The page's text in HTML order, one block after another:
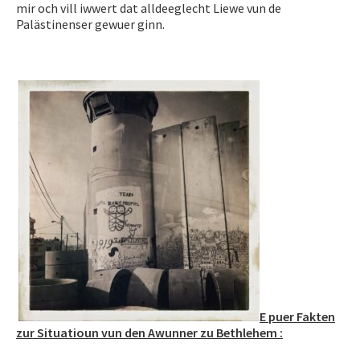
mir och vill iwwert dat alldeeglecht Liewe vun de
Palästinenser gewuer ginn.
E puer Fakten
zur Situatioun vun den Awunner zu Bethlehem :